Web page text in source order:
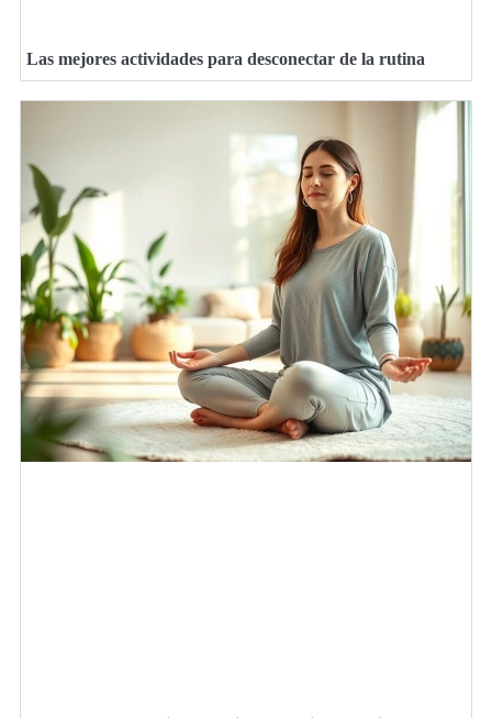
Las mejores actividades para desconectar de la rutina